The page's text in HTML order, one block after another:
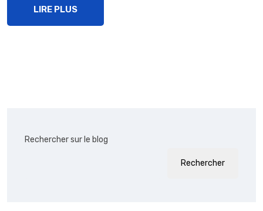
LIRE PLUS
Rechercher sur le blog
Rechercher